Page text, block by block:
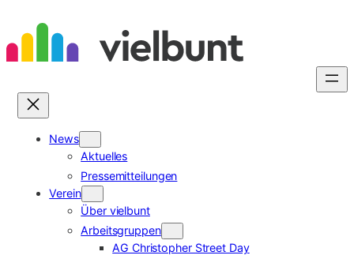
Inhalt
springen
News
Aktuelles
Pressemitteilungen
Verein
Über vielbunt
Arbeitsgruppen
AG Christopher Street Day